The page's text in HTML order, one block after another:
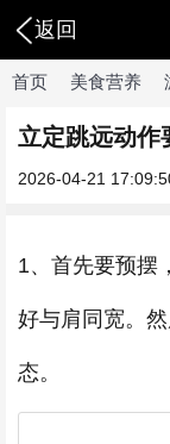
返回
首页 美食营养
立定跳远动作
2026-04-21
1、首先要预摆
好与肩同宽。
态。